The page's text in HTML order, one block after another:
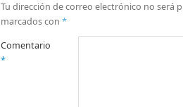
Tu dirección de correo electrónico no será
marcados con *
Comentario
*